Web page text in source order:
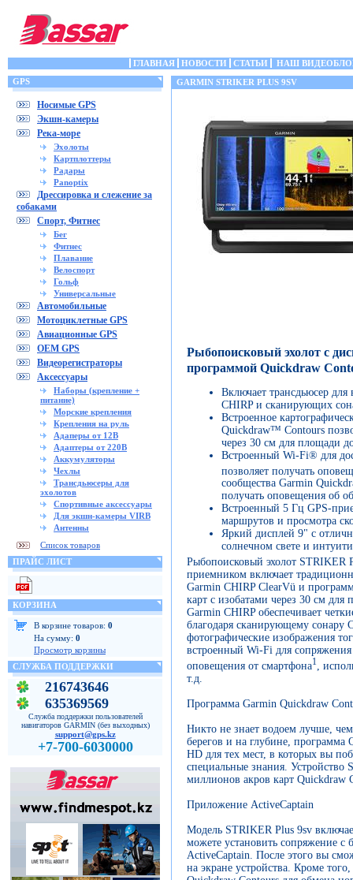
ГЛАВНАЯ НОВОСТИ СТАТЬИ
НАШ
GPS
Носимые GPS
Экшн-камеры
Река-море
Эхолоты
Картплоттеры
Радары
Panoptix
Дрессировка и слежение за
собаками
Спорт, Фитнес
Бег
Фитнес
Плавание
Велоспорт
Гольф
Универсальные
Автомобильные
Мотоциклетные GPS
Авиационные GPS
OEM GPS
Видеорегистраторы
Аксессуары
Наборы (крепление +
питание)
Морские крепления
Крепления на руль
Адаперы от 12В
Адаптеры от 220В
Аккумуляторы
Чехлы
Трансдьюсеры для
эхолотов
Спортивные аксессуары
Для экшн-камеры VIRB
Антенны
Список товаров
ПРАЙС ЛИСТ
КОРЗИНА
В корзине товаров: 0
На сумму: 0
Просмотр корзины
СЛУЖБА ПОДДЕРЖКИ
216743646
635369569
Служба поддержки пользователей
навигаторов GARMIN (без выходных)
support@gps.kz
+7-700-6030000
GARMIN STRIKER PLUS 9SV
Рыбопоисковый эхолот с
программой Quickdraw
Включает трансдьюсер
CHIRP и сканирующих
Встроенное
Quickdraw™ Contours
через 30 см для площади
Встроенный Wi-Fi® для
позволяет получать
сообщества Garmin
получать оповещения об
Встроенный 5 Гц GPS-
маршрутов и просмотра
Яркий дисплей 9" с
солнечном свете и
Рыбопоисковый эхолот STRIKER
приемником включает
Garmin CHIRP ClearVü и
карт с изобатами через 30 см
Garmin CHIRP обеспечивает
благодаря сканирующему сонару
фотографические изображения
встроенный Wi-Fi для
оповещения от смартфона1 ,
т.д.
Программа Garmin Quickdraw
Никто не знает водоем лучше,
берегов и на глубине, программа
HD для тех мест, в которых вы
специальные знания. Устройство
миллионов акров карт Quickdraw
Приложение ActiveCaptain
Модель STRIKER Plus 9sv
можете установить сопряжение
ActiveCaptain. После этого вы
на экране устройства. Кроме